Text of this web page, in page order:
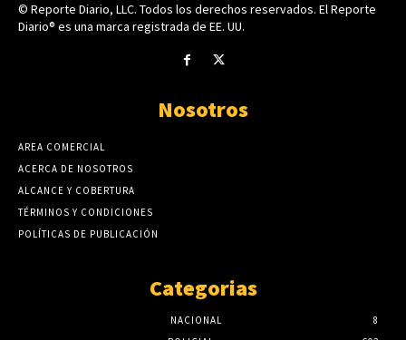
© Reporte Diario, LLC. Todos los derechos reservados. El Reporte
Diario® es una marca registrada de EE. UU.
Nosotros
AREA COMERCIAL
ACERCA DE NOSOTROS
ALCANCE Y COBERTURA
TÉRMINOS Y CONDICIONES
POLÍTICAS DE PUBLICACIÓN
Categorias
NACIONAL
8